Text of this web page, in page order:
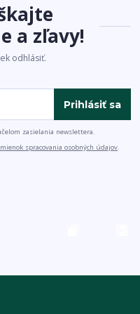
a zľavy!
odhlásiť.
Prihlásiť sa
zasielania newslettera.
spracovania osobných údajov.